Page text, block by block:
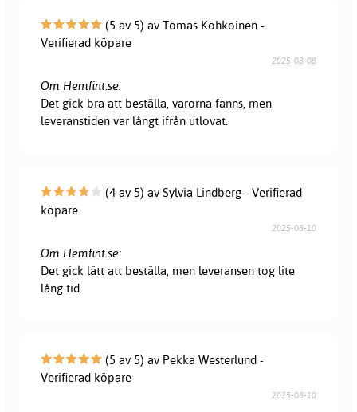
(5 av 5) av Tomas Kohkoinen -
Verifierad köpare
2025-08-08
Om Hemfint.se:
Det gick bra att beställa, varorna fanns, men
leveranstiden var långt ifrån utlovat.
(4 av 5) av Sylvia Lindberg - Verifierad
köpare
2025-08-10
Om Hemfint.se:
Det gick lätt att beställa, men leveransen tog lite
lång tid.
(5 av 5) av Pekka Westerlund -
Verifierad köpare
2025-08-10